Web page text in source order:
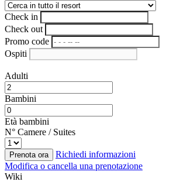
Check in
Check out
Promo code
Ospiti
Adulti
Bambini
Età bambini
N° Camere / Suites
Prenota ora
Richiedi informazioni
Modifica o cancella una prenotazione
Wiki